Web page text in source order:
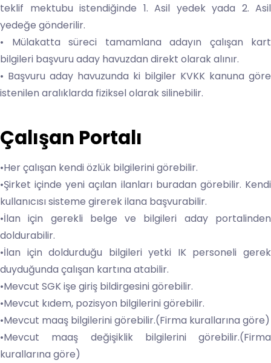
teklif mektubu istendiğinde 1. Asil yedek yada 2. Asil
yedeğe gönderilir.
• Mülakatta süreci tamamlana adayın çalışan kart
bilgileri başvuru aday havuzdan direkt olarak alınır.
• Başvuru aday havuzunda ki bilgiler KVKK kanuna göre
istenilen aralıklarda fiziksel olarak silinebilir.
Çalışan Portalı
•Her çalışan kendi özlük bilgilerini görebilir.
•Şirket içinde yeni açılan ilanları buradan görebilir. Kendi
kullanıcısı sisteme girerek ilana başvurabilir.
•İlan için gerekli belge ve bilgileri aday portalinden
doldurabilir.
•İlan için doldurduğu bilgileri yetki IK personeli gerek
duyduğunda çalışan kartına atabilir.
•Mevcut SGK işe giriş bildirgesini görebilir.
•Mevcut kıdem, pozisyon bilgilerini görebilir.
•Mevcut maaş bilgilerini görebilir.(Firma kurallarına göre)
•Mevcut maaş değişiklik bilgilerini görebilir.(Firma
kurallarına göre)